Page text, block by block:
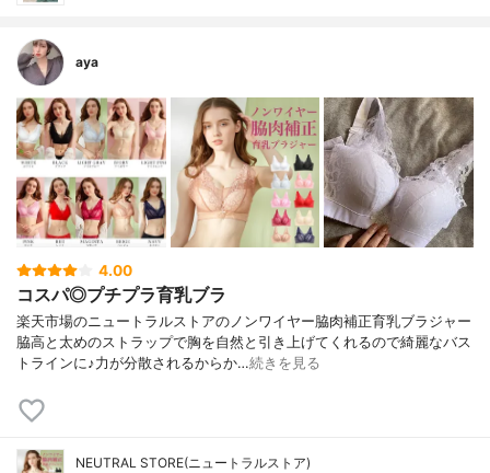
aya
4.00
コスパ◎プチプラ育乳ブラ
楽天市場のニュートラルストアのノンワイヤー脇肉補正育乳ブラジャー
脇高と太めのストラップで胸を自然と引き上げてくれるので綺麗なバス
トラインに♪力が分散されるからか…続きを見る
NEUTRAL STORE(ニュートラルストア)